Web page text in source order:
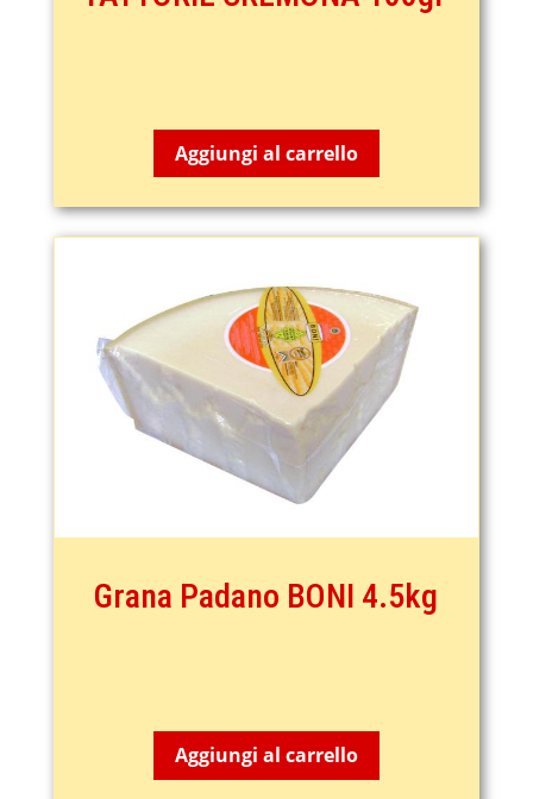
Aggiungi al carrello
Grana Padano BONI 4.5kg
Aggiungi al carrello